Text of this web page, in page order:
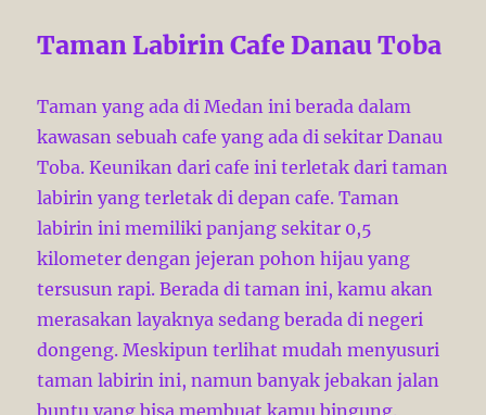
Taman Labirin Cafe Danau Toba
Taman yang ada di Medan ini berada dalam
kawasan sebuah cafe yang ada di sekitar Danau
Toba. Keunikan dari cafe ini terletak dari taman
labirin yang terletak di depan cafe. Taman
labirin ini memiliki panjang sekitar 0,5
kilometer dengan jejeran pohon hijau yang
tersusun rapi. Berada di taman ini, kamu akan
merasakan layaknya sedang berada di negeri
dongeng. Meskipun terlihat mudah menyusuri
taman labirin ini, namun banyak jebakan jalan